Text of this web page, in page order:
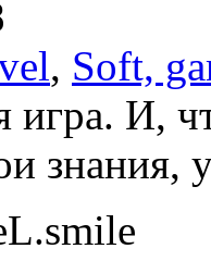
, Soft,
игра. И,
знания,